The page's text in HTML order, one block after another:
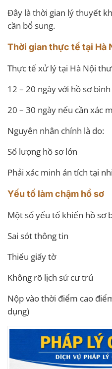
Đây là thời gian lý thuyết
cần bổ sung.
Thời gian thực tế tại Hà
Thực tế xử lý tại Hà Nội
12 – 20 ngày với hồ sơ
20 – 30 ngày nếu cần xác
Nguyên nhân chính là do:
Số lượng hồ sơ lớn
Phải xác minh án tích tại
Yếu tố làm chậm hồ sơ
Một số yếu tố khiến hồ sơ
Sai sót thông tin
Thiếu giấy tờ
Không rõ lịch sử cư trú
Nộp vào thời điểm cao
dụng)